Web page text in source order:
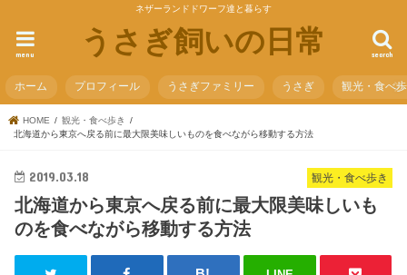
ネザーランドドワーフ達と暮らす
うさぎ飼いの日常 search
menu
ホーム プロフィール うさぎファミリー うさぎ 観光・食べ
HOME
観光・食べ歩き
北海道から東京へ戻る前に最大限美味しいものを食べながら移動する方法
観光・食べ歩き
2019.03.18
北海道から東京へ戻る前に最大限美味しいも
のを食べながら移動する方法